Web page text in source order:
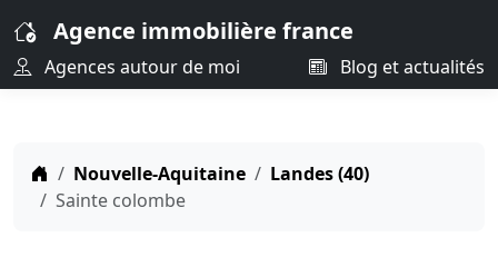
Agence immobilière france
Agences autour de moi Blog et actualités
Nouvelle-Aquitaine
Landes (40)
Sainte colombe